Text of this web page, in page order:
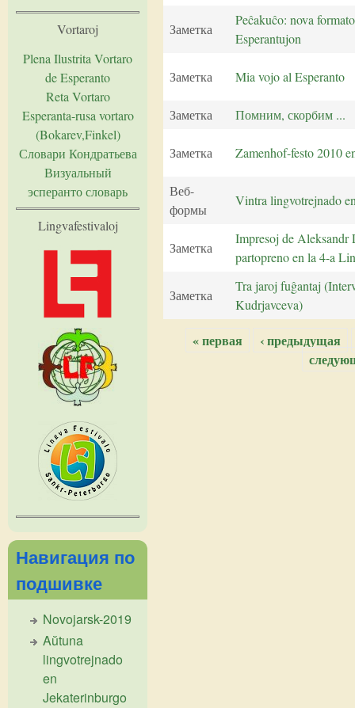
Заметка
Peĉakuĉo: nova
Esperantujon
Заметка Mia vojo al Esperanto
Заметка Помним, скорбим ...
Заметка Zamenhof-festo 2010
Веб-
формы
Vintra lingvotrejnado
Заметка
Impresoj de Aleksandr
partopreno en la 4-a
Заметка
Tra jaroj fuĝantaj
Kudrjavceva)
« первая
‹ предыдущая
Vortaroj
Plena Ilustrita Vortaro
de Esperanto
Reta Vortaro
Esperanta-rusa vortaro
(Bokarev,Finkel)
Словари Кондратьева
Визуальный
эсперанто словарь
Lingvafestivaloj
Навигация по
подшивке
Novojarsk-2019
Aŭtuna
lingvotrejnado
en
Jekaterinburgo